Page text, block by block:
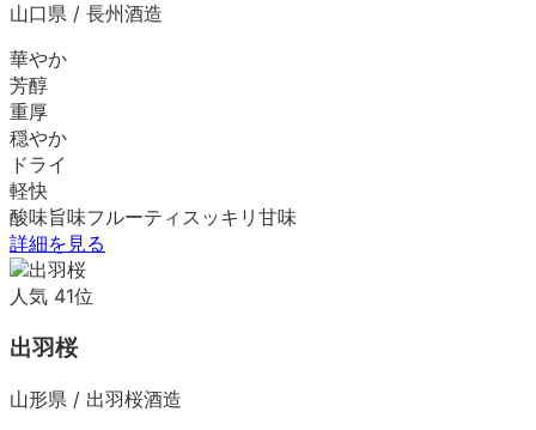
山口県 / 長州酒造
華やか
芳醇
重厚
穏やか
ドライ
軽快
酸味旨味フルーティ スッキリ 甘味
詳細を見る
人気 41位
出羽桜
山形県 / 出羽桜酒造